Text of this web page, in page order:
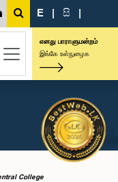
E | සි |
எனது பாராளுமன்றம்
இங்கே உள்நுழைக
College